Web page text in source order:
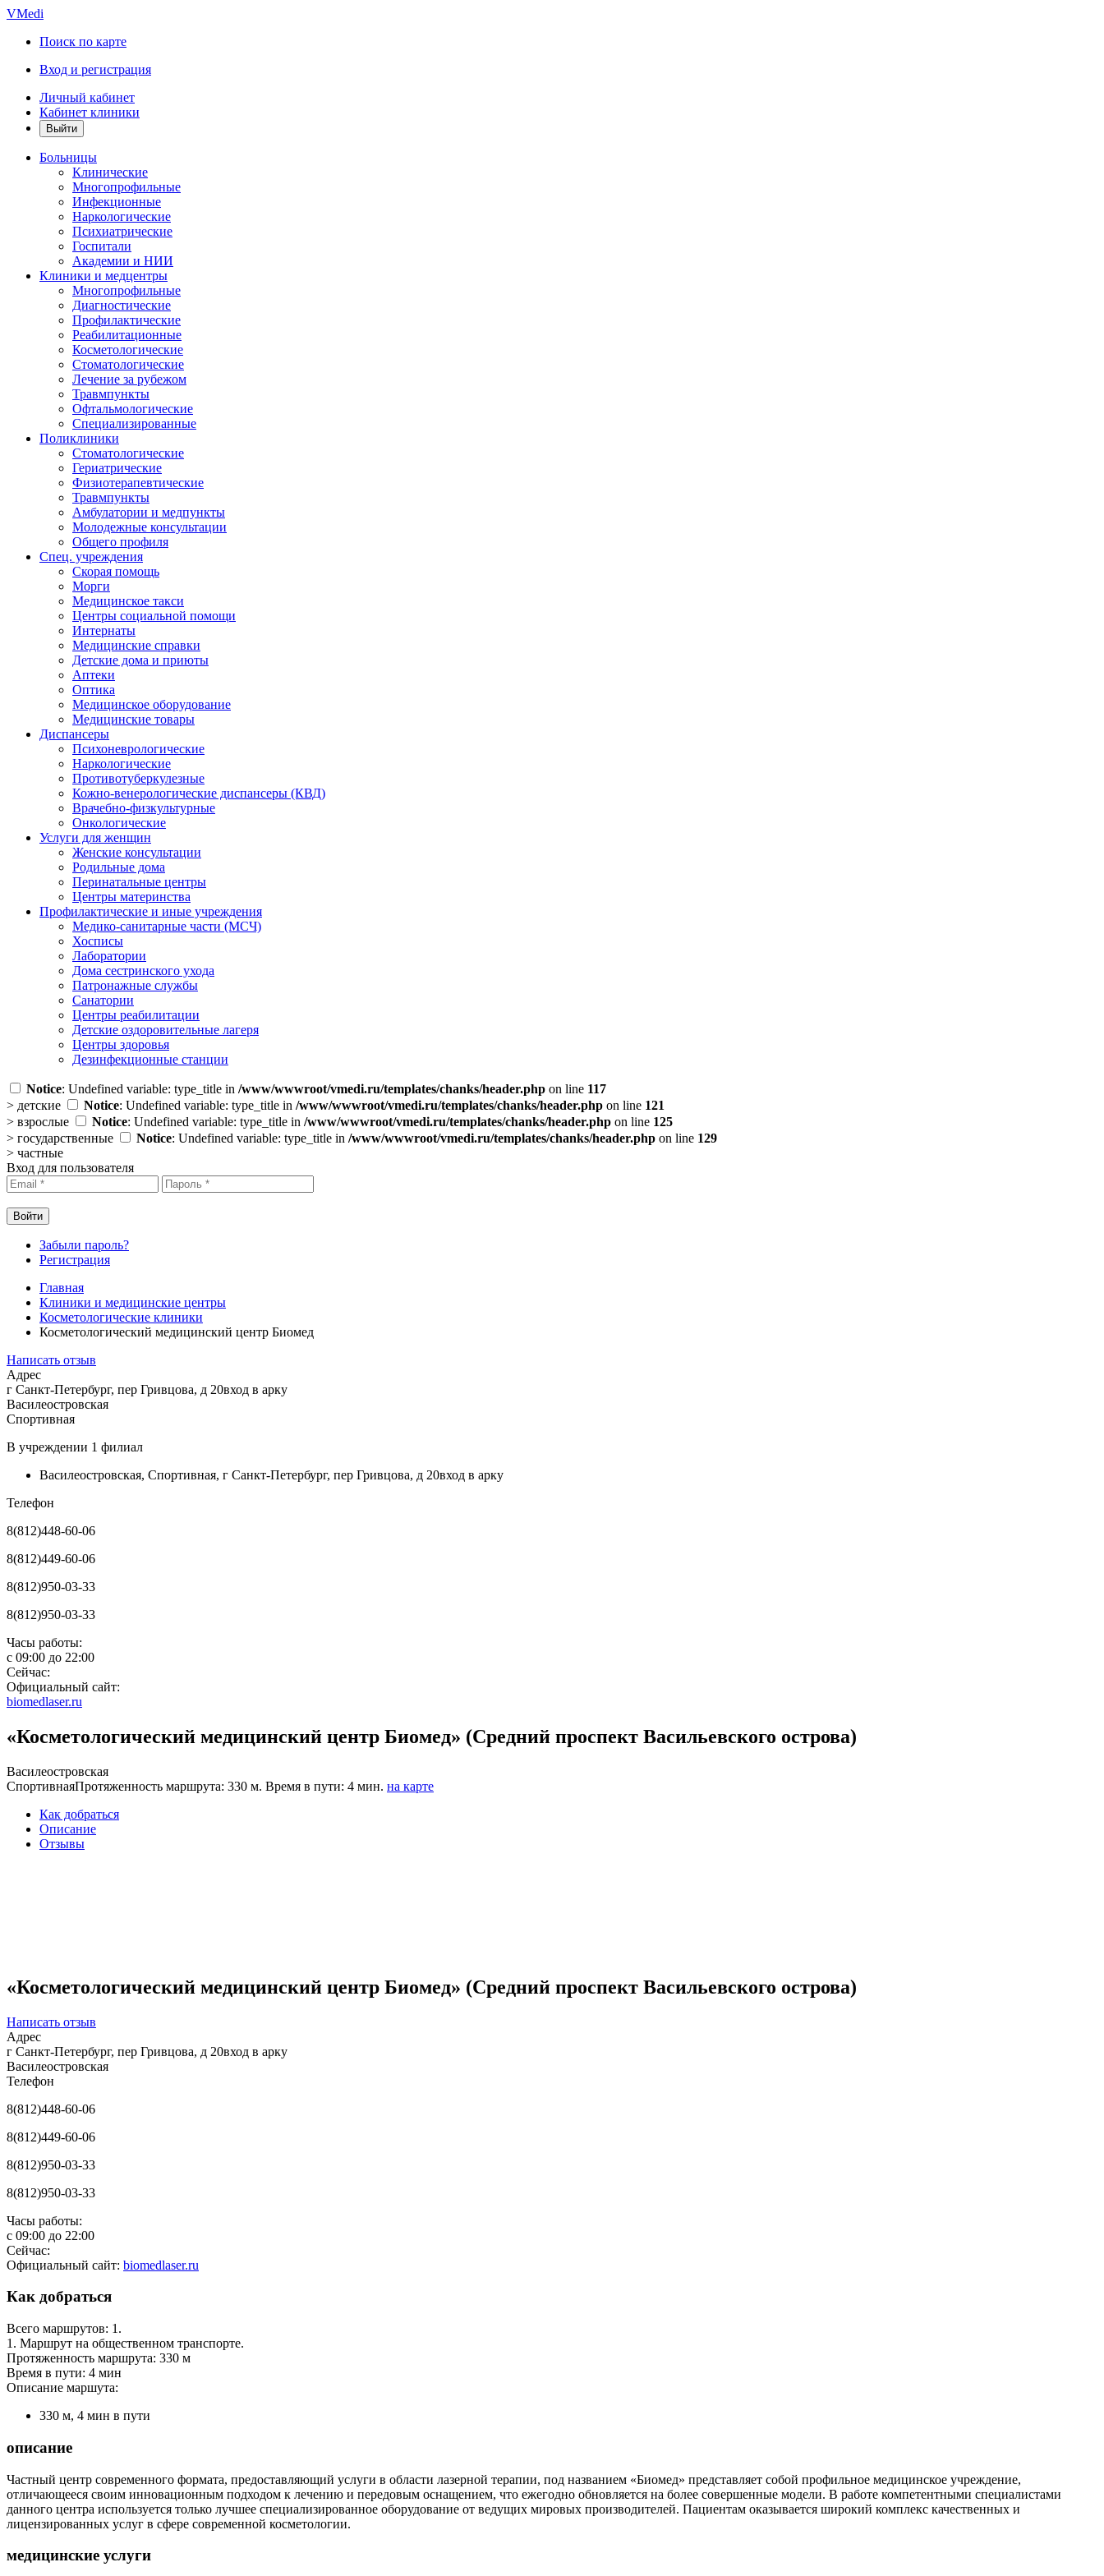
VMedi
Поиск по карте
Вход и регистрация
Личный кабинет
Кабинет клиники
Больницы
Клинические
Многопрофильные
Инфекционные
Наркологические
Психиатрические
Госпитали
Академии и НИИ
Клиники и медцентры
Многопрофильные
Диагностические
Профилактические
Реабилитационные
Косметологические
Стоматологические
Лечение за рубежом
Травмпункты
Офтальмологические
Специализированные
Поликлиники
Стоматологические
Гериатрические
Физиотерапевтические
Травмпункты
Амбулатории и медпункты
Молодежные консультации
Общего профиля
Спец. учреждения
Скорая помощь
Морги
Медицинское такси
Центры социальной помощи
Интернаты
Медицинские справки
Детские дома и приюты
Аптеки
Оптика
Медицинское оборудование
Медицинские товары
Диспансеры
Психоневрологические
Наркологические
Противотуберкулезные
Кожно-венерологические диспансеры (КВД)
Врачебно-физкультурные
Онкологические
Услуги для женщин
Женские консультации
Родильные дома
Перинатальные центры
Центры материнства
Профилактические и иные учреждения
Медико-санитарные части (МСЧ)
Хосписы
Лаборатории
Дома сестринского ухода
Патронажные службы
Санатории
Центры реабилитации
Детские оздоровительные лагеря
Центры здоровья
Дезинфекционные станции
Notice: Undefined variable: type_title in /www/wwwroot/vmedi.ru/templates/chanks/header.php on line 117
> детские Notice: Undefined variable: type_title in /www/wwwroot/vmedi.ru/templates/chanks/header.php on line 121
> взрослые Notice: Undefined variable: type_title in /www/wwwroot/vmedi.ru/templates/chanks/header.php on line 125
> государственные Notice: Undefined variable: type_title in /www/wwwroot/vmedi.ru/templates/chanks/header.php on line 129
> частные
Вход для пользователя
Забыли пароль?
Регистрация
Главная
Клиники и медицинские центры
Косметологические клиники
Косметологический медицинский центр Биомед
Написать отзыв
Адрес
г Санкт-Петербург, пер Гривцова, д 20вход в арку
Василеостровская
Спортивная
В учреждении 1 филиал
Василеостровская, Спортивная, г Санкт-Петербург, пер Гривцова, д 20вход в арку
Телефон
8(812)448-60-06
8(812)449-60-06
8(812)950-03-33
8(812)950-03-33
Часы работы:
с 09:00 до 22:00
Сейчас:
Официальный сайт:
biomedlaser.ru
«Косметологический медицинский центр Биомед» (Средний проспект Васильевского острова)
Василеостровская
СпортивнаяПротяженность маршрута: 330 м. Время в пути: 4 мин. на карте
Как добраться
Описание
Отзывы
«Косметологический медицинский центр Биомед» (Средний проспект Васильевского острова)
Написать отзыв
Адрес
г Санкт-Петербург, пер Гривцова, д 20вход в арку
Василеостровская
Телефон
8(812)448-60-06
8(812)449-60-06
8(812)950-03-33
8(812)950-03-33
Часы работы:
с 09:00 до 22:00
Сейчас:
Официальный сайт: biomedlaser.ru
Как добраться
Всего маршрутов: 1.
1. Маршрут на общественном транспорте.
Протяженность маршрута: 330 м
Время в пути: 4 мин
Описание маршута:
330 м, 4 мин в пути
описание
Частный центр современного формата, предоставляющий услуги в области лазерной терапии, под названием «Биомед» представляет собой профильное медицинское учреждение,
отличающееся своим инновационным подходом к лечению и передовым оснащением, что ежегодно обновляется на более совершенные модели. В работе компетентными специалистами
данного центра используется только лучшее специализированное оборудование от ведущих мировых производителей. Пациентам оказывается широкий комплекс качественных и
лицензированных услуг в сфере современной косметологии.
медицинские услуги